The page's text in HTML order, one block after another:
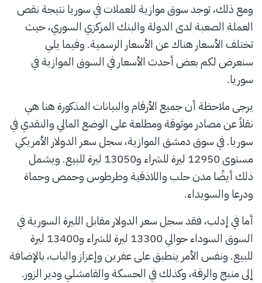
ومع ذلك، توجد سوق موازية للعملات في سوريا نتيجة نقص
العملة الصعبة لدى الدولة والبنك المركزي السوري، حيث
تختلف الأسعار هناك عن الأسعار الرسمية. وفيما يلي
سنعرض لكم بعض أحدث الأسعار في السوق الموازية في
سوريا.
يرجى ملاحظة أن جميع الأرقام والبيانات المذكورة هنا هي
نقلاً عن مصادر موثوقة ومطلعة على الوضع المالي والنقدي في
سوريا. في سوق دمشق الموازية، سجل سعر الدولار الأمريكي
مستوى 12950 ليرة للشراء و13050 ليرة للبيع. ويشمل
ذلك أيضًا مدن حلب واللاذقية وطرطوس وحمص وحماة
ودرعا والسويداء.
أما في إدلب، فقد سجل سعر الدولار مقابل الليرة السورية في
السوق السوداء حوالي 13300 ليرة للشراء و13400 ليرة
للبيع. ونفس الأمر ينطبق على عفرين وإعزاز والباب، بالإضافة
إلى منبج والرقة، وكذلك في الحسكة والقامشلي ودير الزور.